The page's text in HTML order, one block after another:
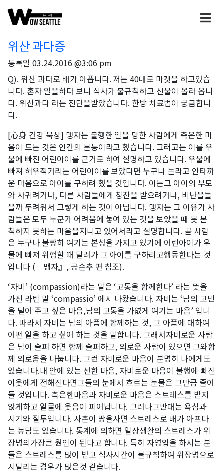
위산 과다증
등록일 03.24.2016 @3:06 pm
Q). 위산 과다로 배가 아픕니다. 저는 40대로 마켓을 하고있습
니다. 혼자 일을하다 보니 식사가 불규칙하고 신물이 올라 옵니
다. 위산과다 라는 진단을받았습니다. 한방 치료법이 궁금합니
다.
[心身 건강 묵상] 맹자는 불행한 일을 당한 사람에게 측은한 마
음이 드는 것은 인간의 본능이라고 했습니다. 그러고는 이를 우
물에 빠진 어린아이를 근거로 하여 설명하고 있습니다. 우물에
빠져 허우적거리는 어린아이를 보았다면 누구나 놀라고 안타까
운 마음으로 아이를 구하려 했을 것입니다. 이는그 아이의 부모
와 사귀려거나, 다른 사람들에게 칭찬을 받으려거나, 비난을들
을까 두려워서 그렇게 하는 것이 아닙니다. 맹자는 그 이유가 사
람들은 모두 누군가 어려움에 놓여 있는 것을 보았을 때 못 본
척하지 못하는 마음을지니고 있어서라고 설명합니다. 곧 사람
은 누구나 불쌍히 여기는 본성을 가지고 있기에 어린아이가 우
물에 빠져 위험할 때 달려가 그 아이를 구하려고행동한다는 것
입니다 (『맹자』, 공손추 편 참조).
‘자비’ (compassion)라는 말은 ‘고통을 함께한다’ 라는 뜻을
가진 라틴 말 ‘compassio’ 에서 나왔습니다. 자비는 ‘남의 고민
을 덜어 주고 싶은 마음,남의 고통을 가엾게 여기는 마음’ 입니
다. 따라서 자비는 남의 아픔에 함께하는 것, 그 아픔에 대하여
어떤 일을 하고 싶어 하는 것을 말합니다. 그래서자비로운 사람
은 남이 슬퍼 하면 함께 슬퍼하고, 외로운 사람이 있으면 그와함
께 외로움을 나눕니다. 그런 자비로운 마음이 분명히 나에게도
있습니다.내 안에 있는 선한 마음, 자비로운 마음이 불행에 빠진
이웃에게 전해진다면그들의 눈에서 흐르는 눈물은 그만큼 줄어
들 것입니다. 측은한마음과 자비로운 마음은 스트레스를 받지
않게하고 얼굴에 웃음이 피어납니다. 그러나그반대는 욕심과
시기와 질투입니다. 사촌이 땅을사면 스트레스로 배가 아프다
는 농담도 있습니다. 통계에 의하면 일상생활의 스트레스가 위
장병의가장큰 원인이 된다고 합니다. 특히 자영업을 하시는 분
들은 스트레스를 많이 받고 식사시간이 불규칙하여 위장병으로
시달리는 경우가 많은것 같습니다.